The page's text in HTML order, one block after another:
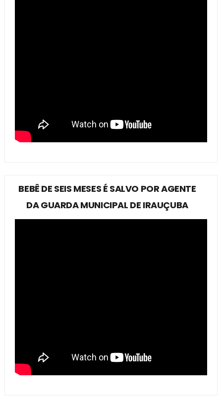
BEBÊ DE SEIS MESES É SALVO POR AGENTE
DA GUARDA MUNICIPAL DE IRAUÇUBA